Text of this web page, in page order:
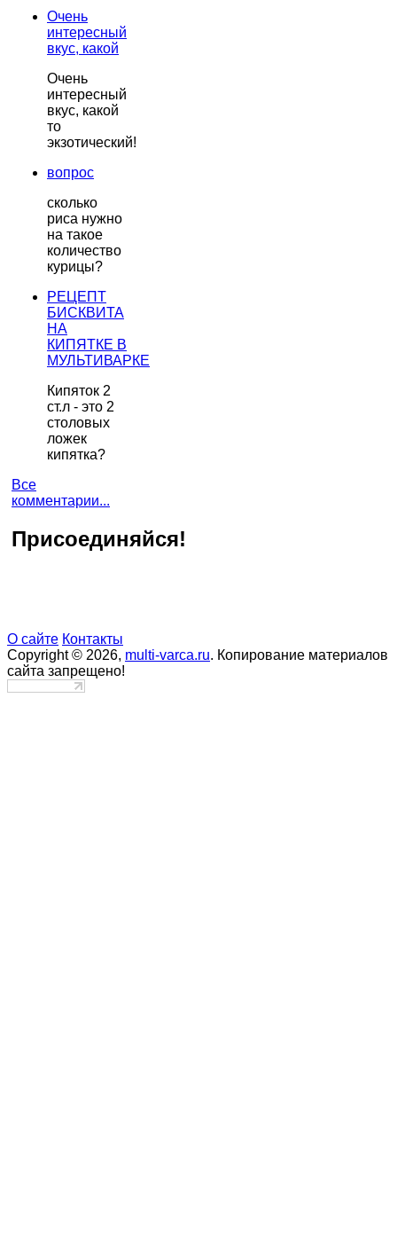
Очень
интересный
вкус, какой
Очень
интересный
вкус, какой
то
экзотический!
вопрос
сколько
риса нужно
на такое
количество
курицы?
РЕЦЕПТ
БИСКВИТА
НА
КИПЯТКЕ В
МУЛЬТИВАРКЕ
Кипяток 2
ст.л - это 2
столовых
ложек
кипятка?
Все
комментарии...
Присоединяйся!
О сайте Контакты
Copyright © 2026, multi-varca.ru. Копирование материалов
сайта запрещено!